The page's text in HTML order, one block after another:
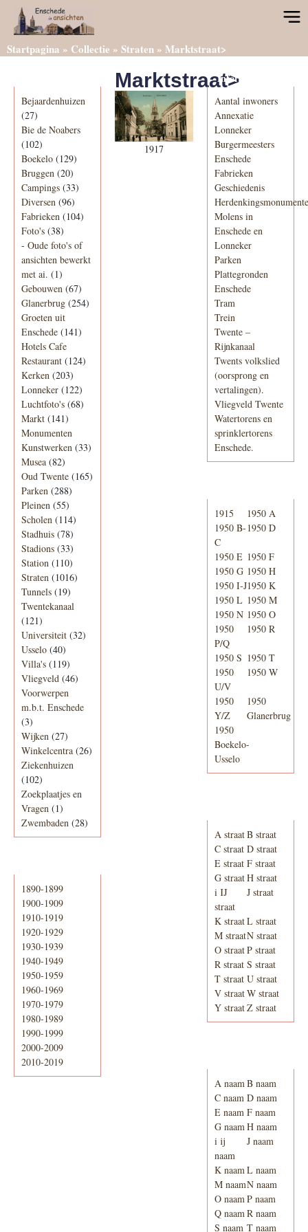
Startpagina » Collectie » Straten» Marktstraat>
Bejaardenhuizen
(27)
Bie de Noabers
(102)
Boekelo (129)
Bruggen (20)
Campings (33)
Diversen (96)
Fabrieken (104)
Foto's (38)
- Oude foto's of
ansichten bewerkt
met ai. (1)
Gebouwen (67)
Glanerbrug (254)
Groeten uit
Enschede (141)
Hotels Cafe
Restaurant (124)
Kerken (203)
Lonneker (122)
Luchtfoto's (68)
Markt (141)
Monumenten
Kunstwerken (33)
Musea (82)
Oud Twente (165)
Parken (288)
Pleinen (55)
Scholen (114)
Stadhuis (78)
Stadions (33)
Station (110)
Straten (1016)
Tunnels (19)
Twentekanaal
(121)
Universiteit (32)
Usselo (40)
Villa's (119)
Vliegveld (46)
Voorwerpen
m.b.t. Enschede
(3)
Wijken (27)
Winkelcentra (26)
Ziekenhuizen
(102)
Zoekplaatjes en
Vragen (1)
Zwembaden (28)
1890-1899
1900-1909
1910-1919
1920-1929
1930-1939
1940-1949
1950-1959
1960-1969
1970-1979
1980-1989
1990-1999
2000-2009
2010-2019
Marktstraat>
1917
Informatie
Aantal inwoners
Annexatie
Lonneker
Burgermeesters
Enschede
Fabrieken
Geschiedenis
Molens in
Enschede en
Lonneker
Parken
Plattegronden
Enschede
Tram
Trein
Twente –
Rijnkanaal
Twents volkslied
(oorsprong en
vertalingen).
Vliegveld Twente
Watertorens en
sprinklertorens
Enschede.
1915
1950 A
1950 B-
C
1950 D
1950 E 1950 F
1950 G 1950 H
1950 I-J1950 K
1950 L 1950 M
1950 N 1950 O
1950
P/Q
1950 R
1950 S 1950 T
1950
U/V
1950 W
1950
Y/Z
1950
Glanerbrug
1950
Boekelo-
Usselo
A straatB straat
C straat D straat
E straat F straat
G straatH straat
i IJ
straat
J straat
K straatL straat
M straatN straat
O straatP straat
R straat S straat
T straat U straat
V straatW straat
Y straatZ straat
A naamB naam
C naam D naam
E naam F naam
G naamH naam
i ij
naam
J naam
K naamL naam
M naamN naam
O naamP naam
Q naamR naam
S naam T naam